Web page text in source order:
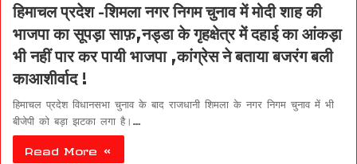
हिमाचल प्रदेश -शिमला नगर निगम चुनाव में मोदी शाह की
भाजपा का सूपड़ा साफ़,नड्डा के गृहक्षेत्र में दहाई का आंकड़ा
भी नहीं पार कर पायी भाजपा ,कांग्रेस ने बताया बजरंग बली
काआशीर्वाद !
हिमाचल प्रदेश विधानसभा चुनाव के बाद राजधानी शिमला के नगर निगम चुनाव में भी
बीजेपी को बड़ा झटका लगा है।…
Read More »